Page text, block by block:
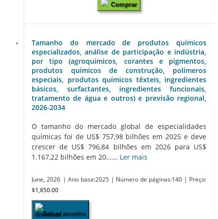
Comprar
Tamanho do mercado de produtos químicos
especializados, análise de participação e indústria,
por tipo (agroquímicos, corantes e pigmentos,
produtos químicos de construção, polímeros
especiais, produtos químicos têxteis, ingredientes
básicos, surfactantes, ingredientes funcionais,
tratamento de água e outros) e previsão regional,
2026-2034
O tamanho do mercado global de especialidades
químicas foi de US$ 757,98 bilhões em 2025 e deve
crescer de US$ 796,84 bilhões em 2026 para US$
1.167,22 bilhões em 20...... Ler mais
June, 2026 | Ano base:2025 | Número de páginas:140 | Preço:
$1,850.00
Baixar amostra